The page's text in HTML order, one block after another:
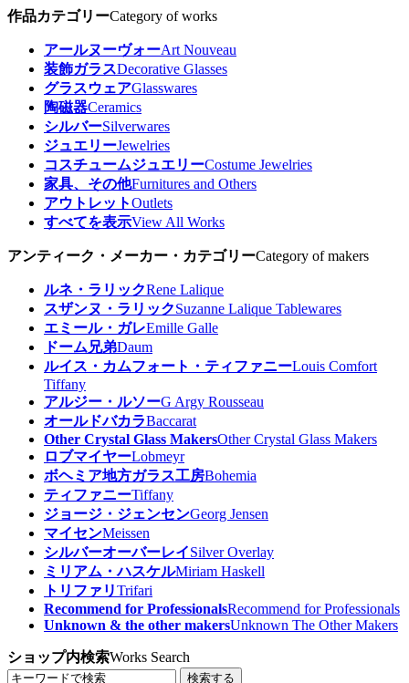
作品カテゴリーCategory of works
アールヌーヴォーArt Nouveau
装飾ガラスDecorative Glasses
グラスウェアGlasswares
陶磁器Ceramics
シルバーSilverwares
ジュエリーJewelries
コスチュームジュエリーCostume Jewelries
家具、その他Furnitures and Others
アウトレットOutlets
すべてを表示View All Works
アンティーク・メーカー・カテゴリーCategory of makers
ルネ・ラリックRene Lalique
スザンヌ・ラリックSuzanne Lalique Tablewares
エミール・ガレEmille Galle
ドーム兄弟Daum
ルイス・カムフォート・ティファニーLouis Comfort
Tiffany
アルジー・ルソーG Argy Rousseau
オールドバカラBaccarat
Other Crystal Glass MakersOther Crystal Glass Makers
ロブマイヤーLobmeyr
ボヘミア地方ガラス工房Bohemia
ティファニーTiffany
ジョージ・ジェンセンGeorg Jensen
マイセンMeissen
シルバーオーバーレイSilver Overlay
ミリアム・ハスケルMiriam Haskell
トリファリTrifari
Recommend for ProfessionalsRecommend for Professionals
Unknown & the other makersUnknown The Other Makers
ショップ内検索Works Search
検索する